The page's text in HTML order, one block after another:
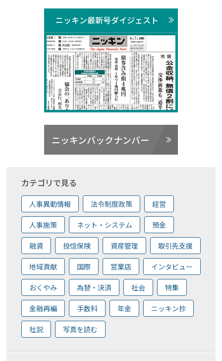
ニッキン最新号ダイジェスト
ニッキンバックナンバー
カテゴリで見る
人事異動情報 法令制度政策 経営
人事施策 ネット・システム 預金
融資 投信保険 資産管理 取引先支援
地域貢献 国際 営業店 インタビュー
おくやみ 為替・決済 社会 特集
金融再編 手数料 年金 ニッキン抄
社説 写真を読む